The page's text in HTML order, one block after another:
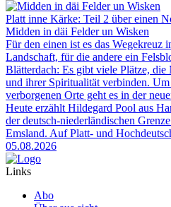
Platt inne Kärke: Teil 2 über einen
Midden in däi Felder un Wisken
Für den einen ist es das Wegekreuz
Landschaft, für die andere ein
Blätterdach: Es gibt viele Plätze,
und ihrer Spiritualität verbinden.
verborgenen Orte geht es in der
Heute erzählt Hildegard Pool aus
der deutsch-niederländischen
Emsland. Auf Platt- und
05.08.2026
Links
Abo